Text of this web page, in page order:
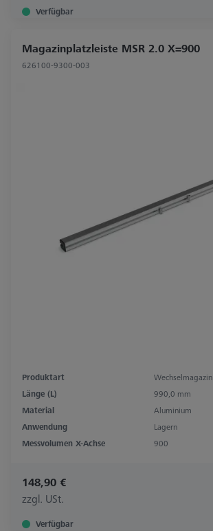
Verfügbar
Magazinplatzleiste MSR 2.0 X=900
626100-9300-003
Produktart
Wechselmagazin
Länge (L)
990,0 mm
Material
Aluminium
Anwendung
Lagern
Messvolumen X-Achse
900
148,90 €
zzgl. USt.
Verfügbar